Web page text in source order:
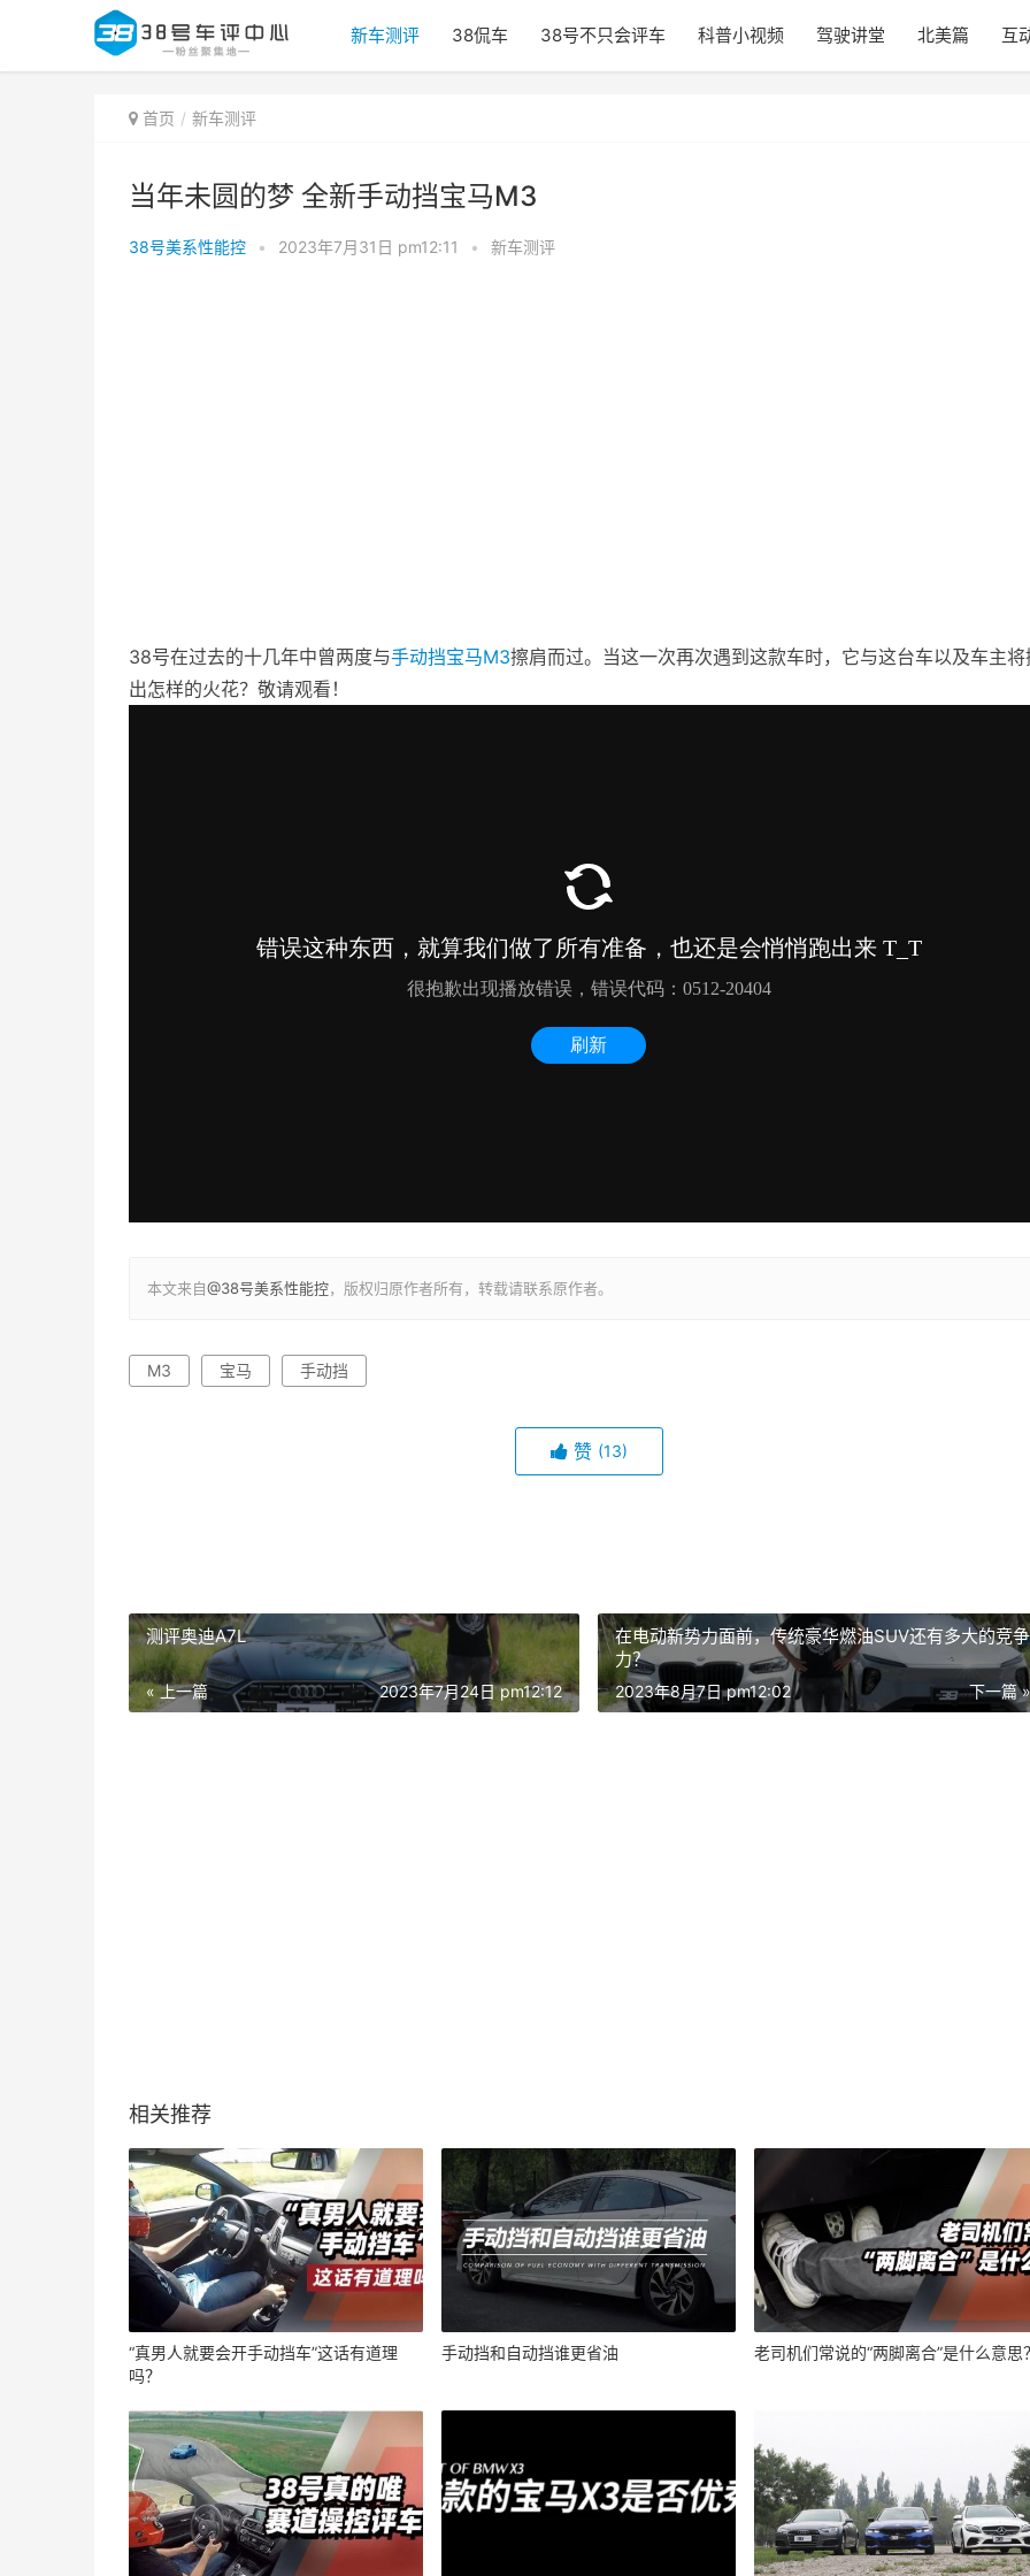
新车测评 38侃车 38号不只会评车 科普小视频 驾驶讲堂 北美篇 互
首页 新车测评
当年未圆的梦 全新手动挡宝马M3
38号美系性能控 • 2023年7月31日 pm12:11 • 新车测评
38号在过去的十几年中曾两度与手动挡宝马M3擦肩而过。当这一次再次遇到这款车时，它与这台车以及车主将
出怎样的火花？敬请观看！
本文来自@38号美系性能控，版权归原作者所有，转载请联系原作者。
M3 宝马 手动挡
赞 (13)
测评奥迪A7L
« 上一篇 2023年7月24日 pm12:12
在电动新势力面前，传统豪华燃油SUV还有多大的竞争
力？
下一篇 »
2023年8月7日 pm12:02
相关推荐
“真男人就要会开手动挡车”这话有道理
吗？
手动挡和自动挡谁更省油 老司机们常说的“两脚离合”是什么意思